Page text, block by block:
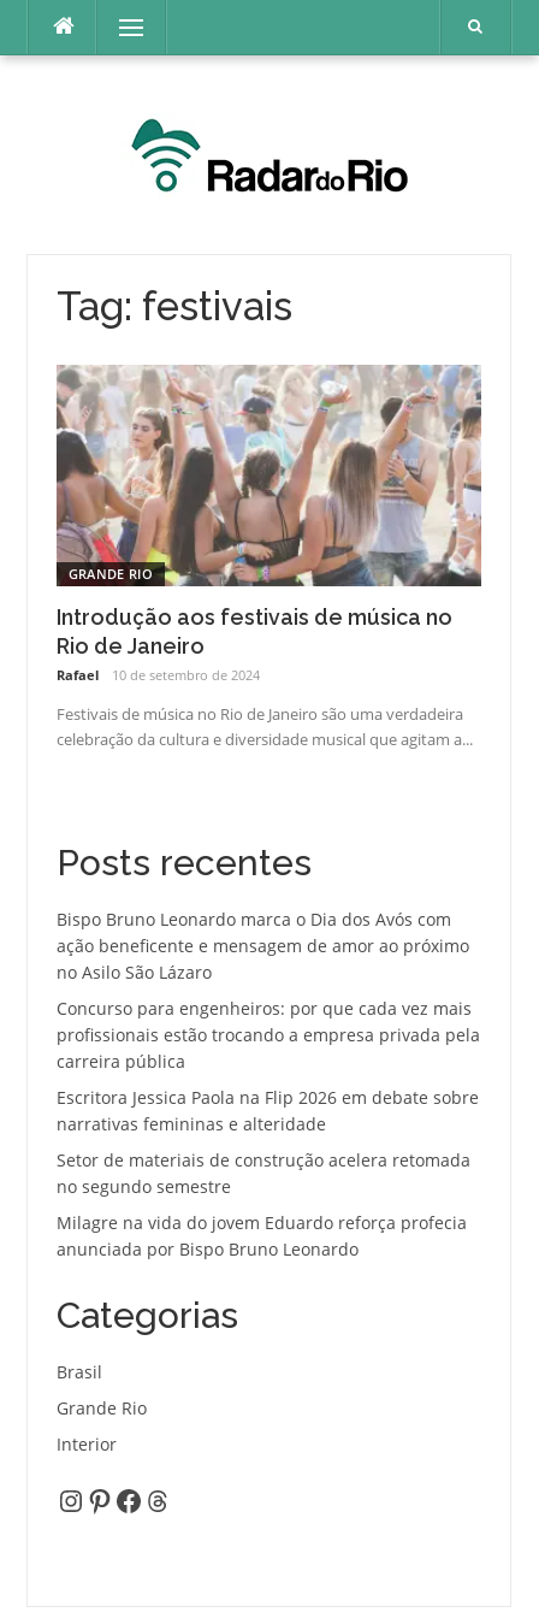
o
Menu
Tag: festivais
GRANDE RIO
Introdução aos festivais de música no
Rio de Janeiro
Rafael 10 de setembro de 2024
Festivais de música no Rio de Janeiro são uma verdadeira
celebração da cultura e diversidade musical que agitam a...
Posts recentes
Bispo Bruno Leonardo marca o Dia dos Avós com
ação beneficente e mensagem de amor ao próximo
no Asilo São Lázaro
Concurso para engenheiros: por que cada vez mais
profissionais estão trocando a empresa privada pela
carreira pública
Escritora Jessica Paola na Flip 2026 em debate sobre
narrativas femininas e alteridade
Setor de materiais de construção acelera retomada
no segundo semestre
Milagre na vida do jovem Eduardo reforça profecia
anunciada por Bispo Bruno Leonardo
Categorias
Brasil
Grande Rio
Interior
Instagram
Pinterest
Facebook
Threads